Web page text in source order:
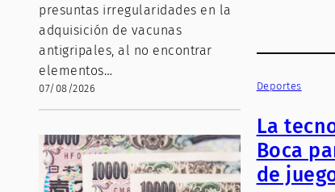
presuntas irregularidades en la
adquisición de vacunas
antigripales, al no encontrar
elementos…
07/08/2026 Deportes
La
Boca
de